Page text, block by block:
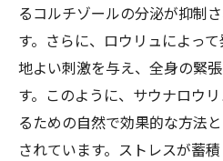
るコルチゾールの分泌が抑制
す。さらに、ロウリュによっ
地よい刺激を与え、全身の緊
す。このように、サウナロウ
るための自然で効果的な方法
されています。ストレスが蓄